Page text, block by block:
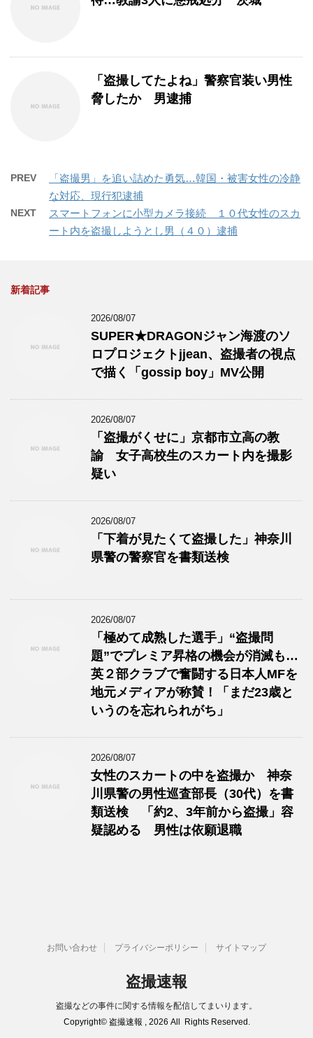
「盗撮してたよね」警察官装い男性
脅したか 男逮捕
PREV
「盗撮男」を追い詰めた勇気…韓国・被害女性の冷静
な対応、現行犯逮捕
NEXT
スマートフォンに小型カメラ接続 １０代女性のスカ
ート内を盗撮しようとし男（４０）逮捕
新着記事
2026/08/07
SUPER★DRAGONジャン海渡のソ
ロプロジェクトjjean、盗撮者の視点
で描く「gossip boy」MV公開
2026/08/07
「盗撮がくせに」京都市立高の教
諭 女子高校生のスカート内を撮影
疑い
2026/08/07
「下着が見たくて盗撮した」神奈川
県警の警察官を書類送検
2026/08/07
「極めて成熟した選手」“盗撮問
題”でプレミア昇格の機会が消滅も…
英２部クラブで奮闘する日本人MFを
地元メディアが称賛！「まだ23歳と
いうのを忘れられがち」
2026/08/07
女性のスカートの中を盗撮か 神奈
川県警の男性巡査部長（30代）を書
類送検 「約2、3年前から盗撮」容
疑認める 男性は依願退職
お問い合わせ プライバシーポリシー サイトマップ
盗撮速報
盗撮などの事件に関する情報を配信してまいります。
Copyright© 盗撮速報 , 2026 All Rights Reserved.